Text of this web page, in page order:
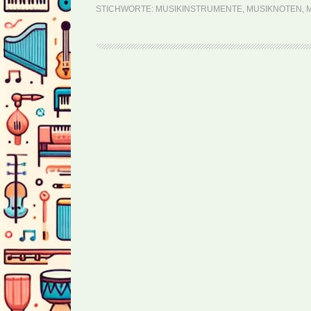
STICHWORTE: MUSIKINSTRUMENTE, MUSIKNOTEN ,